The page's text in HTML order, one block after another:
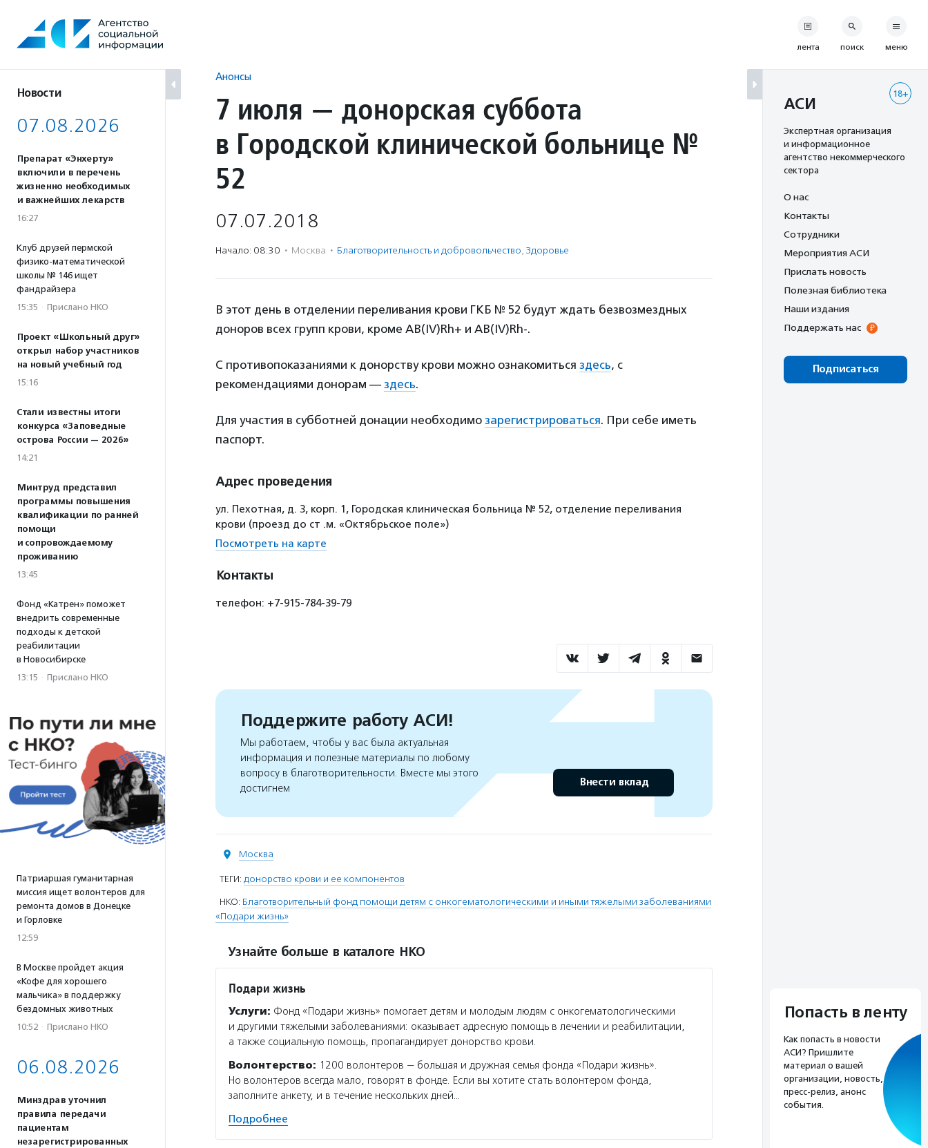
содержанию
Новости
07.08.2026
Препарат «Энхерту»
включили в перечень
жизненно необходимых
и важнейших лекарств
16:27
Клуб друзей пермской
физико-математической
школы № 146 ищет
фандрайзера
15:35 · Прислано НКО
Проект «Школьный друг»
открыл набор участников
на новый учебный год
15:16
Стали известны итоги
конкурса «Заповедные
острова России — 2026»
14:21
Минтруд представил
программы повышения
квалификации по ранней
помощи
и сопровождаемому
проживанию
13:45
Фонд «Катрен» поможет
внедрить современные
подходы к детской
реабилитации
в Новосибирске
13:15 · Прислано НКО
Патриаршая гуманитарная
миссия ищет волонтеров для
ремонта домов в Донецке
и Горловке
12:59
В Москве пройдет акция
«Кофе для хорошего
мальчика» в поддержку
бездомных животных
10:52 · Прислано НКО
06.08.2026
Минздрав уточнил
правила передачи
пациентам
незарегистрированных
Анонсы
7 июля — донорская суббота
в Городской клинической больнице №
52
07.07.2018
Начало: 08:30 · Москва · Благотвори­тель­ность и доброволь­чест­во, Здоровье
В этот день в отделении переливания крови ГКБ № 52 будут ждать безвозмездных
доноров всех групп крови, кроме AB(IV)Rh+ и AB(IV)Rh-.
С противопоказаниями к донорству крови можно ознакомиться здесь, с
рекомендациями донорам — здесь.
Для участия в субботней донации необходимо зарегистрироваться. При себе иметь
паспорт.
Адрес проведения
ул. Пехотная, д. 3, корп. 1, Городская клиническая больница № 52, отделение переливания
крови (проезд до ст .м. «Октябрьское поле»)
Посмотреть на карте
Контакты
телефон: +7-915-784-39-79
Поддержите работу АСИ!
Мы работаем, чтобы у вас была актуальная
информация и полезные материалы по любому
вопросу в благотворительности. Вместе мы этого
достигнем
Внести вклад
Москва
ТЕГИ: донорство крови и ее компонентов
НКО: Благотворительный фонд помощи детям с онкогематологическими и иными тяжелыми заболеваниями
«Подари жизнь»
Узнайте больше в каталоге НКО
Подари жизнь
Услуги: Фонд «Подари жизнь» помогает детям и молодым людям с онкогематологическими
и другими тяжелыми заболеваниями: оказывает адресную помощь в лечении и реабилитации,
а также социальную помощь, пропагандирует донорство крови.
Волонтерство: 1200 волонтеров — большая и дружная семья фонда «Подари жизнь».
Но волонтеров всегда мало, говорят в фонде. Если вы хотите стать волонтером фонда,
заполните анкету, и в течение нескольких дней…
Подробнее
лента поиск меню
18+
АСИ
Экспертная организация
и информационное
агентство некоммерческого
сектора
О нас
Контакты
Сотрудники
Мероприятия АСИ
Прислать новость
Полезная библиотека
Наши издания
Поддержать нас
Подписаться
Попасть в ленту
Как попасть в новости
АСИ? Пришлите
материал о вашей
организации, новость,
пресс-релиз, анонс
события.